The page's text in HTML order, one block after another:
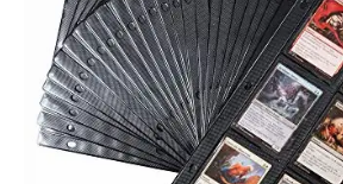
cantidad